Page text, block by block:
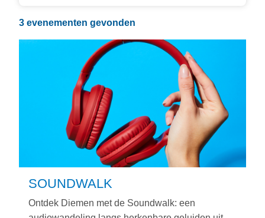
3 evenementen gevonden
SOUNDWALK
Ontdek Diemen met de Soundwalk: een